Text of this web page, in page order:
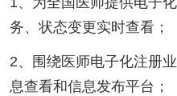
务、状态变更实时查看；
2、围绕医师电子化注册
息查看和信息发布平台；